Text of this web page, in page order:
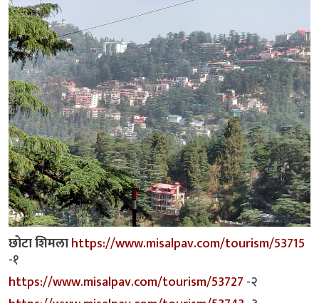
छोटा शिमलाhttps://www.misalpav.com/tourism/53715
-१
https://www.misalpav.com/tourism/53727-२